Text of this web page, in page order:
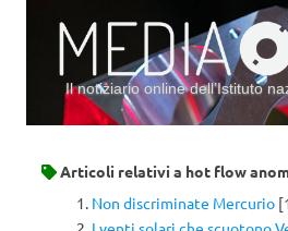
Il notiziario online dell’Istituto
Articoli relativi a hot flow
Non discriminate Mercurio